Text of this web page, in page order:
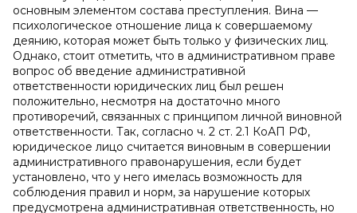
основным элементом состава преступления. Вина —
психологическое отношение лица к совершаемому
деянию, которая может быть только у физических лиц.
Однако, стоит отметить, что в административном праве
вопрос об введение административной
ответственности юридических лиц был решен
положительно, несмотря на достаточно много
противоречий, связанных с принципом личной виновной
ответственности. Так, согласно ч. 2 ст. 2.1 КоАП РФ,
юридическое лицо считается виновным в совершении
административного правонарушения, если будет
установлено, что у него имелась возможность для
соблюдения правил и норм, за нарушение которых
предусмотрена административная ответственность, но